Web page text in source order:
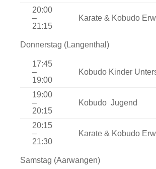
20:00
–
21:15
Karate & Kobudo
Donnerstag (Langenthal)
17:45
–
19:00
Kobudo Kinder
19:00
–
20:15
Kobudo Jugend
20:15
–
21:30
Karate & Kobudo
Samstag (Aarwangen)